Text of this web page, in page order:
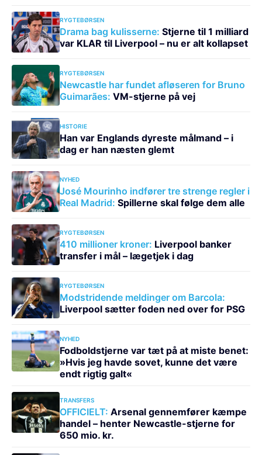
RYGTEBØRSEN
Drama bag kulisserne: Stjerne til 1 milliard
var KLAR til Liverpool – nu er alt kollapset
RYGTEBØRSEN
Newcastle har fundet afløseren for Bruno
Guimarães: VM-stjerne på vej
HISTORIE
Han var Englands dyreste målmand – i
dag er han næsten glemt
NYHED
José Mourinho indfører tre strenge regler i
Real Madrid: Spillerne skal følge dem alle
RYGTEBØRSEN
410 millioner kroner: Liverpool banker
transfer i mål – lægetjek i dag
RYGTEBØRSEN
Modstridende meldinger om Barcola:
Liverpool sætter foden ned over for PSG
NYHED
Fodboldstjerne var tæt på at miste benet:
»Hvis jeg havde sovet, kunne det være
endt rigtig galt«
TRANSFERS
OFFICIELT: Arsenal gennemfører kæmpe
handel – henter Newcastle-stjerne for
650 mio. kr.